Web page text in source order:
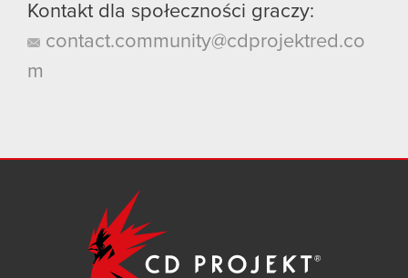
Kontakt dla społeczności graczy:
contact.community@cdprojektred.co
m